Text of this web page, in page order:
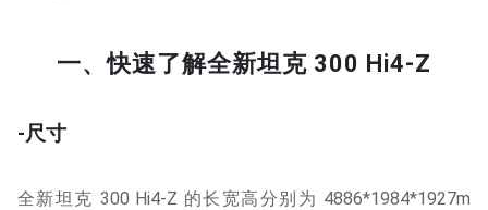
一、快速了解全新坦克 300 Hi4-Z
-尺寸
全新坦克 300 Hi4-Z 的长宽高分别为 4886*1984*1927m